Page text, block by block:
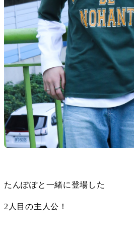
たんぽぽと一緒に登場した
2人目の主人公！